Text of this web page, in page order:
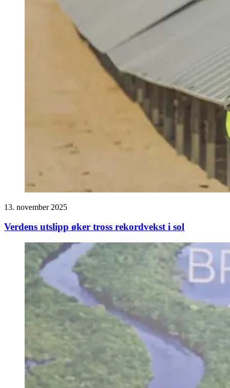
13. november 2025
Verdens utslipp øker tross rekordvekst i sol